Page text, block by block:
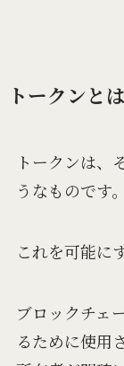
トークンと
トークンは、
うなものです。
これを可能に
ブロックチェ
るために使用